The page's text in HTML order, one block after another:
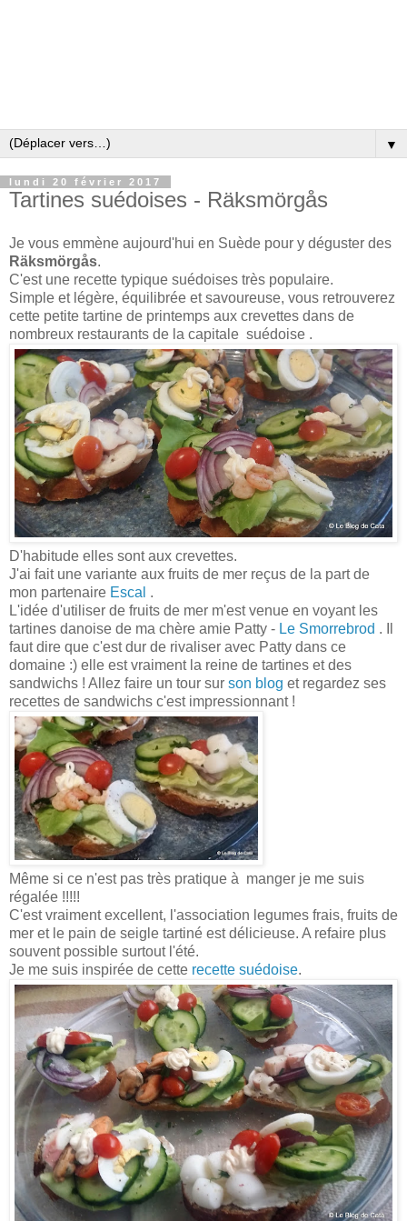
▼
lundi 20 février 2017
Tartines suédoises - Räksmörgås
Je vous emmène aujourd'hui en Suède pour y déguster des
Räksmörgås.
C'est une recette typique suédoises très populaire.
Simple et légère, équilibrée et savoureuse, vous retrouverez
cette petite tartine de printemps aux crevettes dans de
nombreux restaurants de la capitale suédoise .
D'habitude elles sont aux crevettes.
J'ai fait une variante aux fruits de mer reçus de la part de
mon partenaire Escal .
L'idée d'utiliser de fruits de mer m'est venue en voyant les
tartines danoise de ma chère amie Patty - Le Smorrebrod . Il
faut dire que c'est dur de rivaliser avec Patty dans ce
domaine :) elle est vraiment la reine de tartines et des
sandwichs ! Allez faire un tour sur son blog et regardez ses
recettes de sandwichs c'est impressionnant !
Même si ce n'est pas très pratique à manger je me suis
régalée !!!!!
C'est vraiment excellent, l'association legumes frais, fruits de
mer et le pain de seigle tartiné est délicieuse. A refaire plus
souvent possible surtout l'été.
Je me suis inspirée de cette recette suédoise.